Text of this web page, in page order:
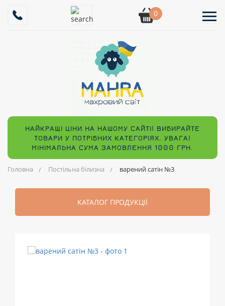
0
НАЙКРАЩІ ЦІНИ НА НАШОМУ САЙТІ! ВИБИРАЙТЕ
ТОВАРИ У ПОТРІБНИХ КАТЕГОРІЯХ. УВАГА!
МІНІМАЛЬНА СУМА ЗАМОВЛЕННЯ 1000 ГРН.
Головна Постільна білизна варений сатін №3
КАТАЛОГ ПРОДУКЦІЇ